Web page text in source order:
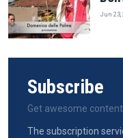
Jun 23,
Subscribe
Get awesome content
The subscription